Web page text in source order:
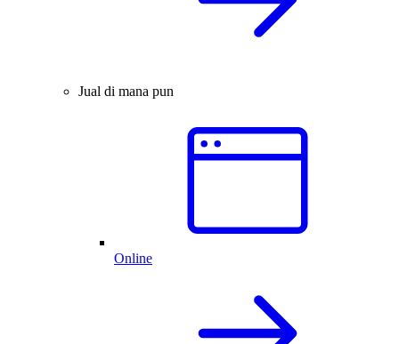
Jual di mana pun
Online